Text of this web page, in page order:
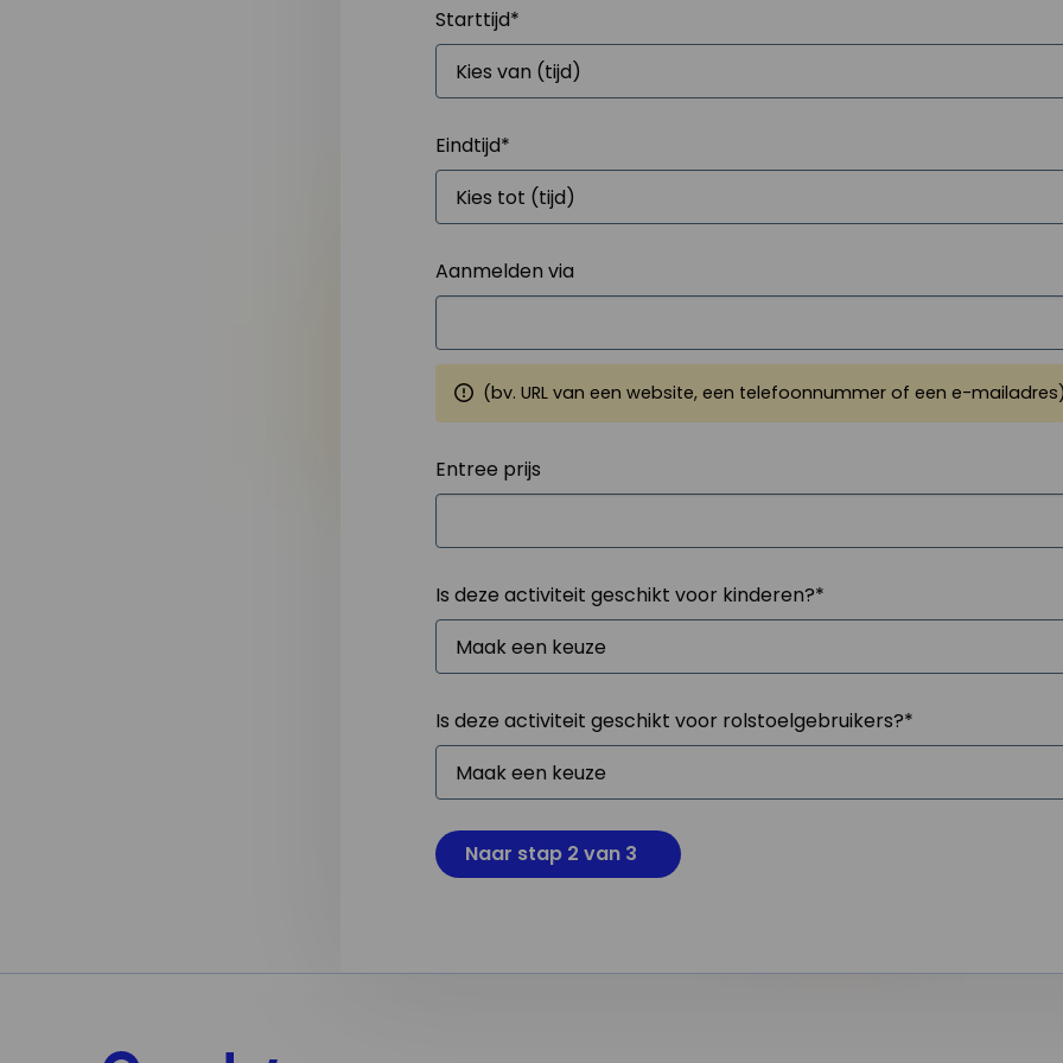
Starttijd*
Eindtijd*
Aanmelden via
(bv. URL van een website, een telefoonnummer of een e-
Entree prijs
Is deze activiteit geschikt voor kinderen?*
Is deze activiteit geschikt voor rolstoelgebruikers?*